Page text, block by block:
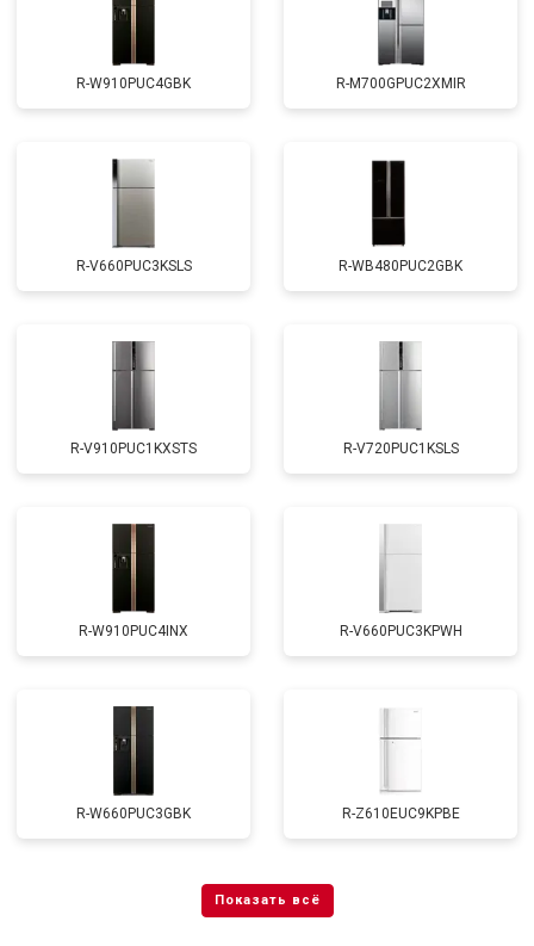
R-W910PUC4GBK R-M700GPUC2XMIR
R-V660PUC3KSLS R-WB480PUC2GBK
R-V910PUC1KXSTS R-V720PUC1KSLS
R-W910PUC4INX R-V660PUC3KPWH
R-W660PUC3GBK R-Z610EUC9KPBE